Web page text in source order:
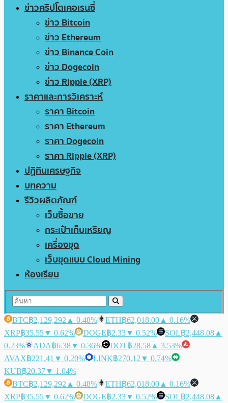
ข่าวคริปโตเคอเรนซี่
ข่าว Bitcoin
ข่าว Ethereum
ข่าว Binance Coin
ข่าว Dogecoin
ข่าว Ripple (XRP)
ราคาและการวิเคราะห์
ราคา Bitcoin
ราคา Ethereum
ราคา Dogecoin
ราคา Ripple (XRP)
ปฏิทินเศรษฐกิจ
บทความ
รีวิวผลิตภัณฑ์
เว็บซื้อขาย
กระเป๋าเก็บเหรียญ
เครื่องขุด
เว็บขุดแบบ Cloud Mining
ห้องเรียน
BTC฿2,129,292 ▲ 0.48% ETH฿62,018.00 ▲ 0.16%
XRP฿35.55▼ 0.62% DOGE฿2.33▼ 0.52% SOL฿2,448.08 ▲
0.23%
ADA฿6.38▼ 0.36% DOT฿28.58 ▲ 3.53%
AVAX฿221.41 ▼ 0.20% LINK฿270.12 ▼ 0.74%
KUB฿20.37▼ 1.04%
BTC฿2,129,292 ▲ 0.48% ETH฿62,018.00 ▲ 0.16%
XRP฿35.55▼ 0.62% DOGE฿2.33▼ 0.52% SOL฿2,448.08 ▲